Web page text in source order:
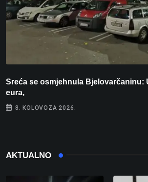
Sreća se osmjehnula Bjelovarčaninu:
eura,
8. KOLOVOZA 2026.
AKTUALNO